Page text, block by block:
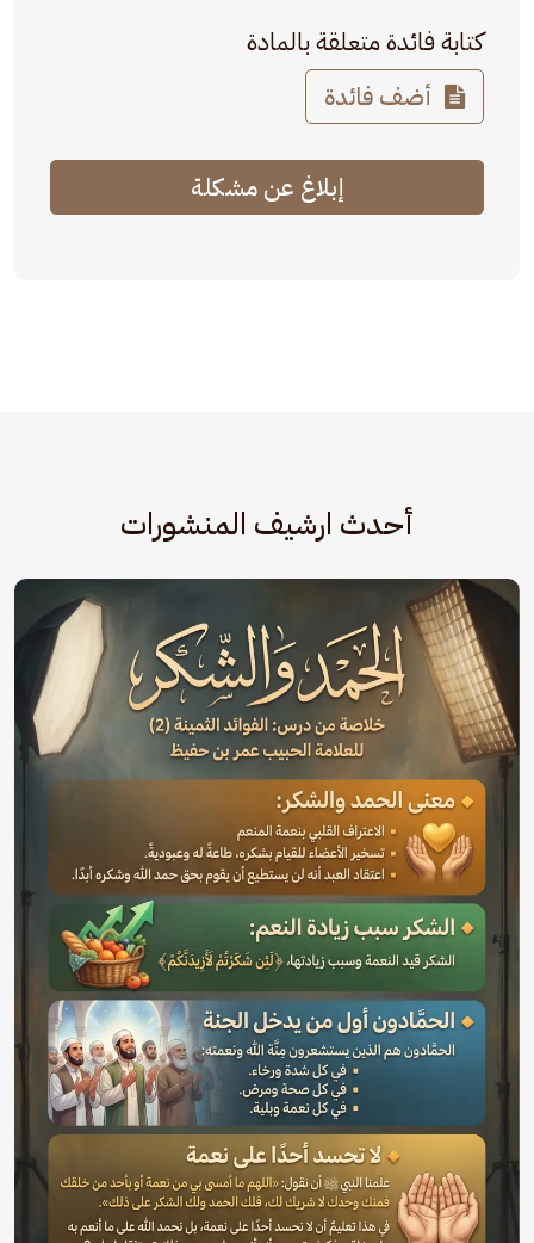
كتابة فائدة متعلقة بالمادة
أضف فائدة
إبلاغ عن مشكلة
أحدث ارشيف المنشورات
الصورة